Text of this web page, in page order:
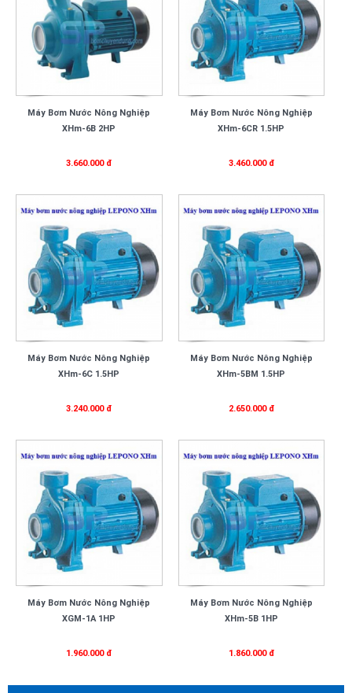
Máy Bơm Nước Nông Nghiệp
XHm-6B 2HP
3.660.000 đ
Máy Bơm Nước Nông Nghiệp
XHm-6CR 1.5HP
3.460.000 đ
Máy Bơm Nước Nông Nghiệp
XHm-6C 1.5HP
3.240.000 đ
Máy Bơm Nước Nông Nghiệp
XHm-5BM 1.5HP
2.650.000 đ
Máy Bơm Nước Nông Nghiệp
XGM-1A 1HP
1.960.000 đ
Máy Bơm Nước Nông Nghiệp
XHm-5B 1HP
1.860.000 đ